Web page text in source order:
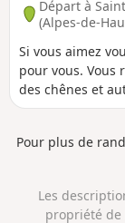
Départ à
(Alpes-de-
Si vous aimez
pour vous. Vous
des chênes et
grande partie de
chauffer.
Pour plus de
Les
propriété de